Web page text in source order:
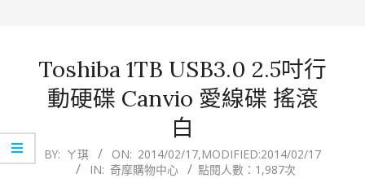
Toshiba 1TB USB3.0 2.5吋行
動硬碟 Canvio 愛線碟 搖滾
白
2014-
BY: ㄚ琪 ON: 2014/02/17,MODIFIED:2014/02/17
IN: 奇摩購物中心 點閱人數：1,987次